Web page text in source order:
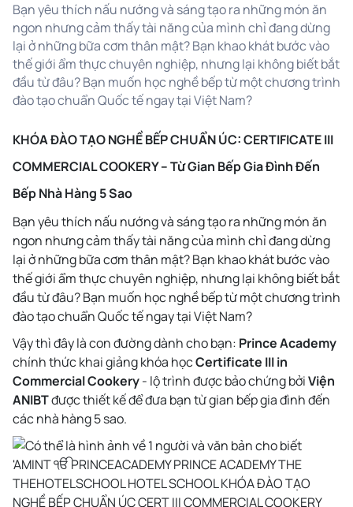
Bạn yêu thích nấu nướng và sáng tạo ra những món ăn
ngon nhưng cảm thấy tài năng của mình chỉ đang dừng
lại ở những bữa cơm thân mật? Bạn khao khát bước vào
thế giới ẩm thực chuyên nghiệp, nhưng lại không biết bắt
đầu từ đâu? Bạn muốn học nghề bếp từ một chương trình
đào tạo chuẩn Quốc tế ngay tại Việt Nam?
KHÓA ĐÀO TẠO NGHỀ BẾP CHUẨN ÚC: CERTIFICATE III
COMMERCIAL COOKERY – Từ Gian Bếp Gia Đình Đến
Bếp Nhà Hàng 5 Sao
Bạn yêu thích nấu nướng và sáng tạo ra những món ăn
ngon nhưng cảm thấy tài năng của mình chỉ đang dừng
lại ở những bữa cơm thân mật? Bạn khao khát bước vào
thế giới ẩm thực chuyên nghiệp, nhưng lại không biết bắt
đầu từ đâu? Bạn muốn học nghề bếp từ một chương trình
đào tạo chuẩn Quốc tế ngay tại Việt Nam?
Vậy thì đây là con đường dành cho bạn: Prince Academy
chính thức khai giảng khóa họcCertificate III in
Commercial Cookery- lộ trình được bảo chứng bởiViện
ANIBTđược thiết kế để đưa bạn từ gian bếp gia đình đến
các nhà hàng 5 sao.